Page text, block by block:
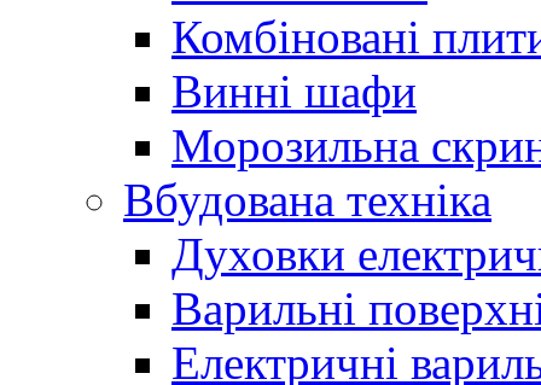
Комбіновані
Винні шафи
Морозильна
Вбудована техніка
Духовки
Варильні
Електричні